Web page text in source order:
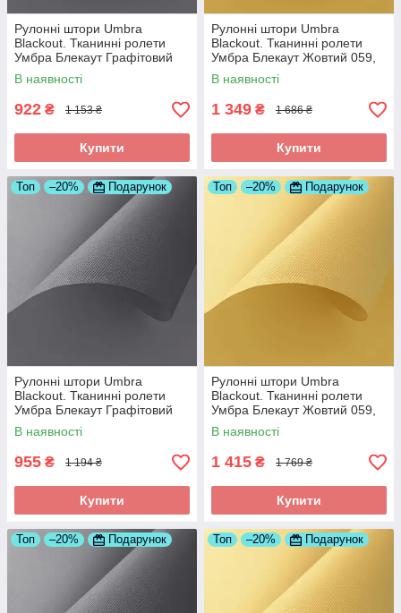
Рулонні штори Umbra
Blackout. Тканинні ролети
Умбра Блекаут Графітовий
061, 525
В наявності
922 ₴ 1 153 ₴
Купити
Рулонні штори Umbra
Blackout. Тканинні ролети
Умбра Блекаут Жовтий 059,
850
В наявності
1 349 ₴ 1 686 ₴
Купити
Топ –20% Подарунок
Рулонні штори Umbra
Blackout. Тканинні ролети
Умбра Блекаут Графітовий
061, 550
В наявності
955 ₴ 1 194 ₴
Купити
Топ –20% Подарунок
Рулонні штори Umbra
Blackout. Тканинні ролети
Умбра Блекаут Жовтий 059,
900
В наявності
1 415 ₴ 1 769 ₴
Купити
Топ –20% Подарунок Топ –20% Подарунок